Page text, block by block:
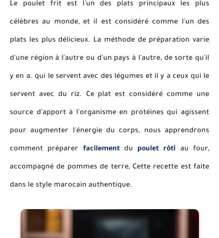
Le poulet frit est l'un des plats principaux les plus
célèbres au monde, et il est considéré comme l'un des
plats les plus délicieux. La méthode de préparation varie
d'une région à l'autre ou d'un pays à l'autre, de sorte qu'il
y en a. qui le servent avec des légumes et il y a ceux qui le
servent avec du riz. Ce plat est considéré comme une
source d'apport à l'organisme en protéines qui agissent
pour augmenter l'énergie du corps, nous apprendrons
comment préparer facilement du poulet rôti au four,
accompagné de pommes de terre, Cette recette est faite
dans le style marocain authentique.